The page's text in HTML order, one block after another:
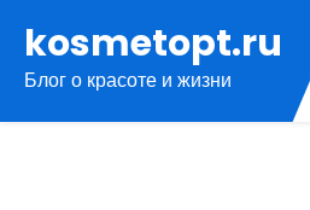
содержимому
kosmetopt.ru
Блог о красоте и жизни